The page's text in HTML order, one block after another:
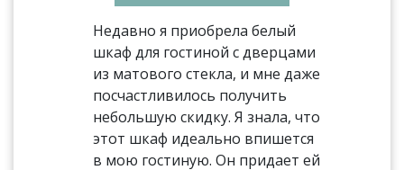
Недавно я приобрела белый
шкаф для гостиной с дверцами
из матового стекла, и мне даже
посчастливилось получить
небольшую скидку. Я знала, что
этот шкаф идеально впишется
в мою гостиную. Он придает ей